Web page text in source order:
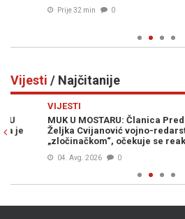
Prije 32 min 0
Vijesti / Najčitanije
MUK U MOSTARU: Članica
Željka Cvijanović vojno-redarstvenu
„zločinačkom“, očekuje se reakcija iz
04. Avg. 2026 0